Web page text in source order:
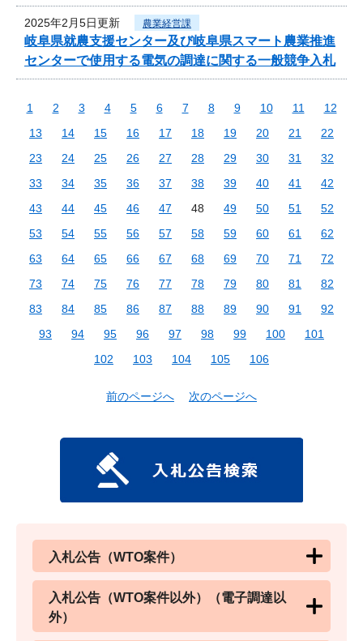
2025年2月5日更新 農業経営課
岐阜県就農支援センター及び岐阜県スマート農業推進
センターで使用する電気の調達に関する一般競争入札
1 2 3 4 5 6 7 8 9 10 11
12
13
14 15 16 17 18 19 20 21
22
23
24 25 26 27 28 29 30 31
32
33
34 35 36 37 38 39 40 41
42
43
44 45 46 47 48 49 50 51
52
53
54 55 56 57 58 59 60 61
62
63
64 65 66 67 68 69 70 71
72
73
74 75 76 77 78 79 80 81
82
83
84 85 86 87 88 89 90 91
92
93
94 95 96 97 98 99 100
101
102
103 104 105 106
前のページへ 次のページへ
入札公告（WTO案件）
入札公告（WTO案件以外）（電子調達以
外）